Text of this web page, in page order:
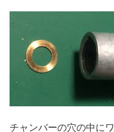
チャンバーの穴の中に